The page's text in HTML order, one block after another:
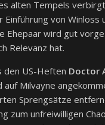
alten Tempels
von Winloss
Ehepaar wird gut
Relevanz hat.
den US-Heften Doctor
Milvayne
Sprengsätze
zum unfreiwilligen